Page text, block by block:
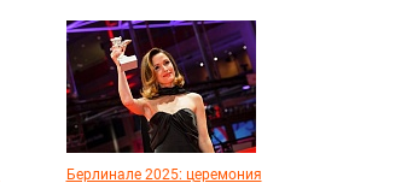
Берлинале 2025: церемония